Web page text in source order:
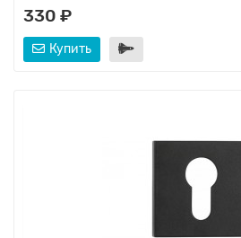
330 ₽
Купить